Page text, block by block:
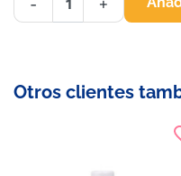
- +
Otros clientes